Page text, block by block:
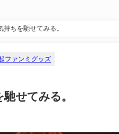
ちを馳せてみる。
ファンミグッズ
せてみる。